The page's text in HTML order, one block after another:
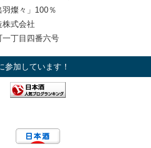
羽燦々」100％
株式会社
一丁目四番六号
参加しています！